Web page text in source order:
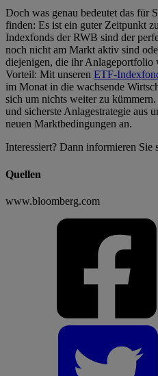
Doch was genau bedeutet das für
finden: Es ist ein guter Zeitpunkt
Indexfonds der RWB sind der
noch nicht am Markt aktiv sind
diejenigen, die ihr Anlageportfolio
Vorteil: Mit unseren ETF-
im Monat in die wachsende
sich um nichts weiter zu
und sicherste Anlagestrategie aus
neuen Marktbedingungen an.
Interessiert? Dann informieren Sie
Quellen
www.bloomberg.com